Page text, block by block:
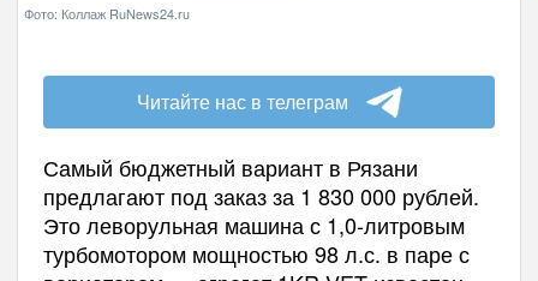
Фото: Коллаж RuNews24.ru
Читайте нас в телеграм
Самый бюджетный вариант в Рязани
предлагают под заказ за 1 830 000 рублей.
Это леворульная машина с 1,0-литровым
турбомотором мощностью 98 л.с. в паре с